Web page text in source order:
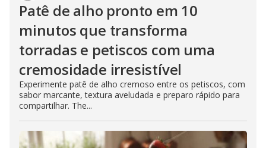
Patê de alho pronto em 10
minutos que transforma
torradas e petiscos com uma
cremosidade irresistível
Experimente patê de alho cremoso entre os petiscos, com
sabor marcante, textura aveludada e preparo rápido para
compartilhar. The...